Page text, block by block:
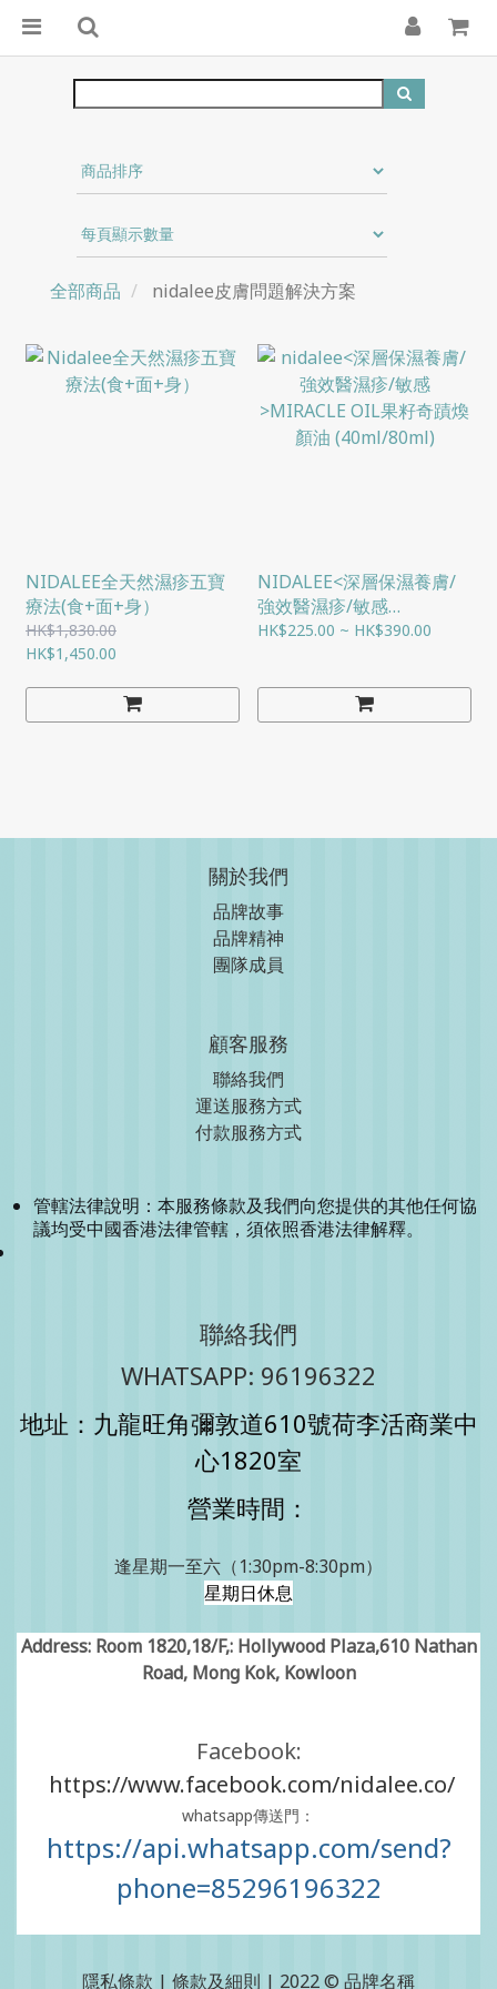
全部商品 nidalee皮膚問題解決方案
NIDALEE全天然濕疹五寶
療法(食+面+身）
HK$1,830.00
HK$1,450.00
NIDALEE<深層保濕養膚/
強效醫濕疹/敏感
>MIRACLE OIL果籽奇蹟煥
HK$225.00 ~ HK$390.00
關於我們
品牌故事
品牌精神
團隊成員
顧客服務
聯絡我們
運送服務方式
付款服務方式
管轄法律說明：本服務條款及我們向您提供的其他任何協
議均受中國香港法律管轄，須依照香港法律解釋。
聯絡我們
WHATSAPP: 96196322
地址：九龍旺角彌敦道610號荷李活商業中
心1820室
營業時間：
逢星期一至六（1:30pm-8:30pm）
星期日休息
Address: Room 1820,18/F,: Hollywood Plaza,610 Nathan
Road, Mong Kok, Kowloon
Facebook:
https://www.facebook.com/nidalee.co/
whatsapp傳送門：
https://api.whatsapp.com/send?
phone=85296196322
隱私條款 | 條款及細則 | 2022 © 品牌名稱